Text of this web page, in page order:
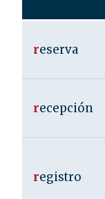
reserva
recepción
registro